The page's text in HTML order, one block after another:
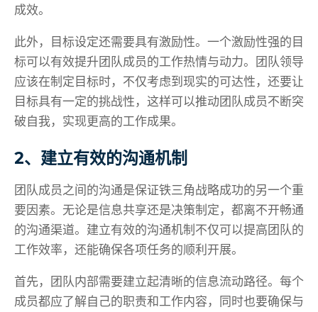
成效。
此外，目标设定还需要具有激励性。一个激励性强的目
标可以有效提升团队成员的工作热情与动力。团队领导
应该在制定目标时，不仅考虑到现实的可达性，还要让
目标具有一定的挑战性，这样可以推动团队成员不断突
破自我，实现更高的工作成果。
2、建立有效的沟通机制
团队成员之间的沟通是保证铁三角战略成功的另一个重
要因素。无论是信息共享还是决策制定，都离不开畅通
的沟通渠道。建立有效的沟通机制不仅可以提高团队的
工作效率，还能确保各项任务的顺利开展。
首先，团队内部需要建立起清晰的信息流动路径。每个
成员都应了解自己的职责和工作内容，同时也要确保与